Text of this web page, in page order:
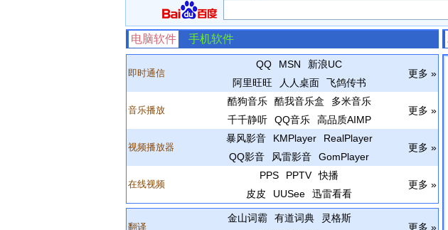
电脑软件 手机软件
即时通信
QQ MSN
新浪UC
阿里旺旺
人人桌面 飞鸽传书
更多 »
音乐播放
酷狗音乐 酷我音乐盒
多米音乐
千千静听
QQ音乐 高品质AIMP
更多 »
视频播放器
暴风影音 KMPlayer
RealPlayer
QQ影音
风雷影音 GomPlayer
更多 »
在线视频
PPS PPTV
快播
皮皮
UUSee 迅雷看看
更多 »
翻译
金山词霸 有道词典
灵格斯
更多 »